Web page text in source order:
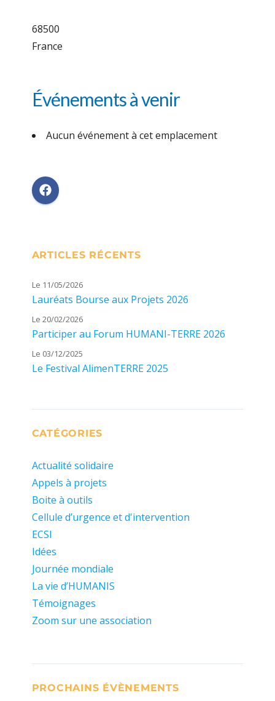
68500
France
Événements à venir
Aucun événement à cet emplacement
ARTICLES RÉCENTS
Le 11/05/2026
Lauréats Bourse aux Projets 2026
Le 20/02/2026
Participer au Forum HUMANI-TERRE 2026
Le 03/12/2025
Le Festival AlimenTERRE 2025
CATÉGORIES
Actualité solidaire
Appels à projets
Boite à outils
Cellule d’urgence et d'intervention
ECSI
Idées
Journée mondiale
La vie d’HUMANIS
Témoignages
Zoom sur une association
PROCHAINS ÉVÈNEMENTS